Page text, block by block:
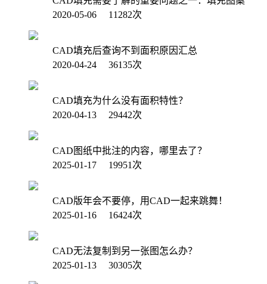
2020-05-06 11282次
CAD填充后查询不到面积原因汇总
2020-04-24 36135次
CAD填充为什么没有面积特性？
2020-04-13 29442次
CAD图纸中批注的内容，哪里去了？
2025-01-17 19951次
CAD版年会不要停，用CAD一起来跳舞！
2025-01-16 16424次
CAD无法复制到另一张图怎么办？
2025-01-13 30305次